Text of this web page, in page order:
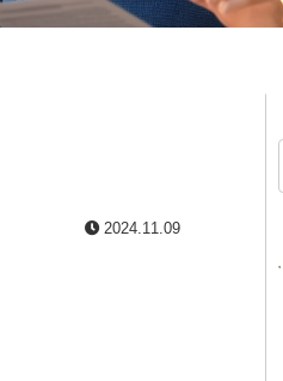
2024.11.09